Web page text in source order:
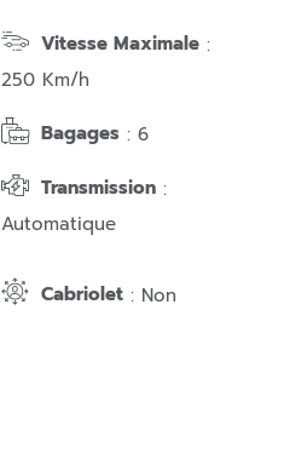
Vitesse Maximale :
250 Km/h
Bagages : 6
Transmission :
Automatique
Cabriolet : Non